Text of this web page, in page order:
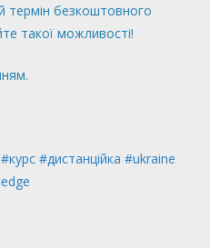
термін безкоштовного
такої можливості!
#курс #дистанційка #ukraine